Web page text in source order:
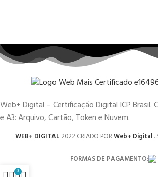
Web+ Digital – Certificação Digital ICP Brasil.
e A3: Arquivo, Cartão, Token e Nuvem.
WEB+ DIGITAL 2022 CRIADO PORWeb+ Digital.
FORMAS DE PAGAMENTO:
0